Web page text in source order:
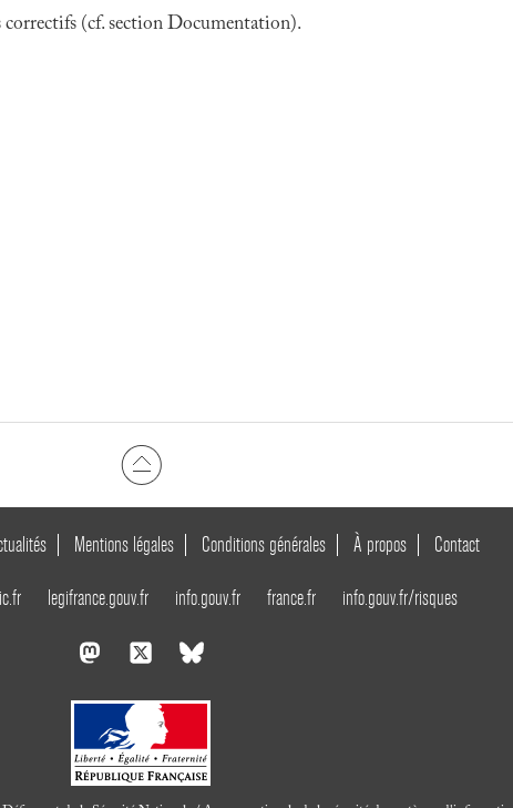
(cf. section Documentation).
Mentions légales Conditions générales À propos Contact
legifrance.gouv.fr info.gouv.fr france.fr info.gouv.fr/risques